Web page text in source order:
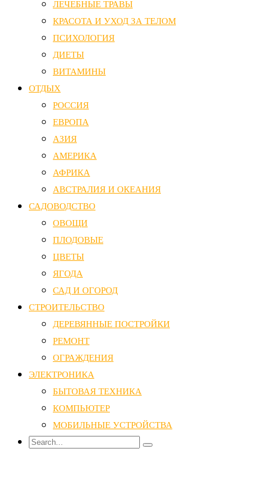
ЛЕЧЕБНЫЕ ТРАВЫ
КРАСОТА И УХОД ЗА ТЕЛОМ
ПСИХОЛОГИЯ
ДИЕТЫ
ВИТАМИНЫ
ОТДЫХ
РОССИЯ
ЕВРОПА
АЗИЯ
АМЕРИКА
АФРИКА
АВСТРАЛИЯ И ОКЕАНИЯ
САДОВОДСТВО
ОВОЩИ
ПЛОДОВЫЕ
ЦВЕТЫ
ЯГОДА
САД И ОГОРОД
СТРОИТЕЛЬСТВО
ДЕРЕВЯННЫЕ ПОСТРОЙКИ
РЕМОНТ
ОГРАЖДЕНИЯ
ЭЛЕКТРОНИКА
БЫТОВАЯ ТЕХНИКА
КОМПЬЮТЕР
МОБИЛЬНЫЕ УСТРОЙСТВА